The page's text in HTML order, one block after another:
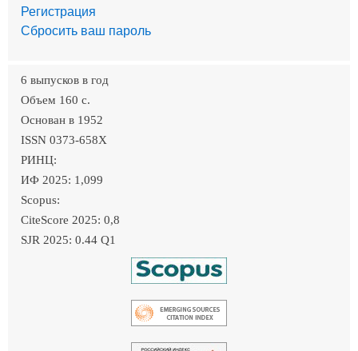
Регистрация
Сбросить ваш пароль
6 выпусков в год
Объем 160 c.
Основан в 1952
ISSN 0373-658X
РИНЦ:
ИФ 2025: 1,099
Scopus:
CiteScore 2025: 0,8
SJR 2025: 0.44 Q1